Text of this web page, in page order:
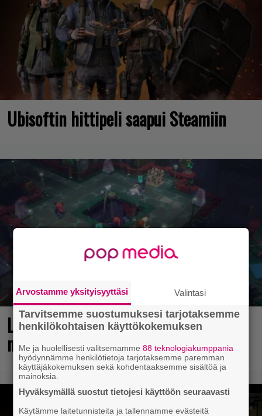
Ubisoftin hittipeli saapui Steamiin
Loistopeli Steamistä maksutta –
mutta pidä kiirettä lataamisen kanssa
Arvostamme yksityisyyttäsi Valintasi
Tarvitsemme suostumuksesi tarjotaksemme
henkilökohtaisen käyttökokemuksen
Me ja huolellisesti valitsemamme88 teknologiakumppania
hyödynnämme henkilötietoja tarjotaksemme paremman
käyttäjäkokemuksen sekä kohdentaaksemme sisältöä ja
mainoksia.
Hyväksymällä suostut tietojesi käyttöön seuraavasti
Käytämme laitetunnisteita ja tallennamme evästeitä